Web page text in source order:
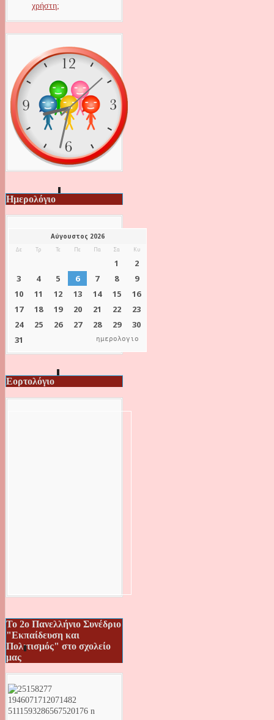
χρήστη;
Ημερολόγιο
ημερολογιο
Εορτολόγιο
Το 2ο Πανελλήνιο Συνέδριο
"Εκπαίδευση και
Πολιτισμός" στο σχολείο
μας